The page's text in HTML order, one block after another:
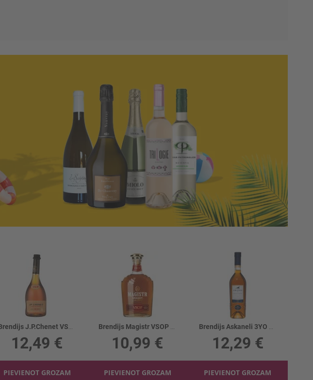
Brendijs J.P.Chenet VSOP 36%
12,49 €
PIEVIENOT GROZAM
Brendijs Magistr VSOP 36%
10,99 €
PIEVIENOT GROZAM
Brendijs Askaneli 3YO 40%
12,29 €
PIEVIENOT GROZAM